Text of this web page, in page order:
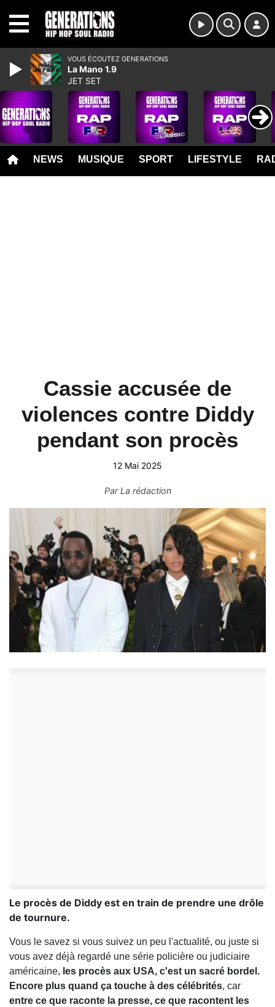
NEWS MUSIQUE SPORT LIFESTYLE
Cassie accusée de
violences contre Diddy
pendant son procès
12 Mai 2025
ParLa rédaction
Le procès de Diddy est en train de prendre une drôle
de tournure.
Vous le savez si vous suivez un peu l'actualité, ou juste si
vous avez déjà regardé une série policière ou judiciaire
américaine, les procès aux USA, c'est un sacré bordel.
Encore plus quand ça touche à des célébrités, car
entre ce que raconte la presse, ce que racontent les
VOUS ÉCOUTEZ GENERATIONS
La Mano 1.9
JET SET